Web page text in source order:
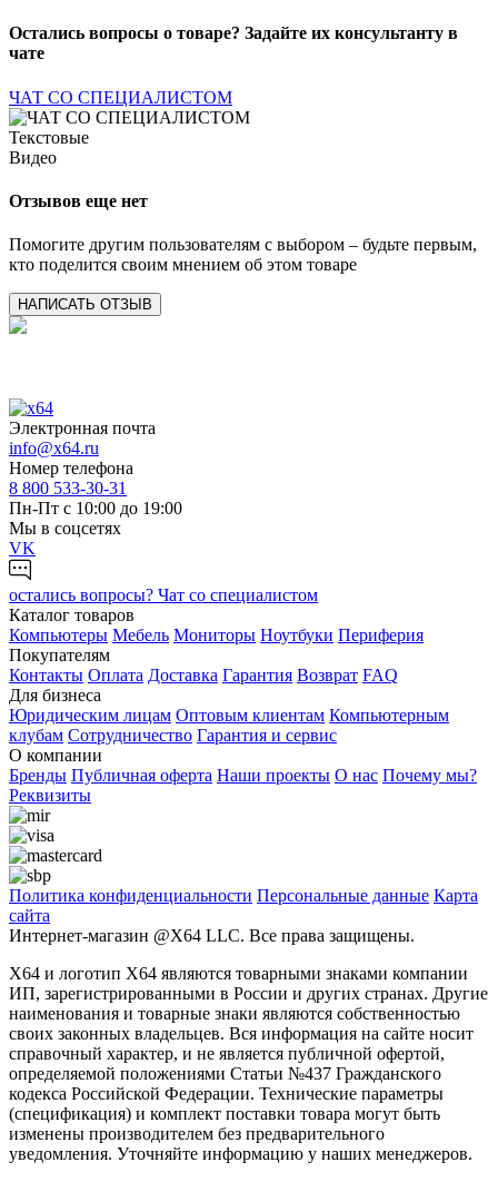
Остались вопросы о товаре? Задайте их консультанту в
чате
ЧАТ СО СПЕЦИАЛИСТОМ
Текстовые
Видео
Отзывов еще нет
Помогите другим пользователям с выбором – будьте первым,
кто поделится своим мнением об этом товаре
НАПИСАТЬ ОТЗЫВ
Электронная почта
info@x64.ru
Номер телефона
8 800 533-30-31
Пн-Пт с 10:00 до 19:00
Мы в соцсетях
VK
остались вопросы? Чат со специалистом
Каталог товаров
Компьютеры Мебель Мониторы Ноутбуки Периферия
Покупателям
Контакты Оплата Доставка Гарантия Возврат FAQ
Для бизнеса
Юридическим лицам Оптовым клиентам Компьютерным
клубам Сотрудничество Гарантия и сервис
О компании
Бренды Публичная оферта Наши проекты О нас Почему мы?
Реквизиты
Политика конфиденциальности Персональные дaнные Карта
сайта
Интернет-магазин @X64 LLC. Все права защищены.
X64 и логотип X64 являются товарными знаками компании
ИП, зарегистрированными в России и других странах. Другие
наименования и товарные знаки являются собственностью
своих законных владельцев. Вся информация на сайте носит
справочный характер, и не является публичной офертой,
определяемой положениями Статьи №437 Гражданского
кодекса Российской Федерации. Технические параметры
(спецификация) и комплект поставки товара могут быть
изменены производителем без предварительного
уведомления. Уточняйте информацию у наших менеджеров.